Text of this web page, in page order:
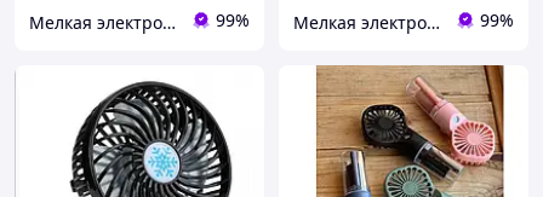
Мелкая электроника и посуда для вашего дома 99% Мелкая электроника и посуда для вашего дома 99%